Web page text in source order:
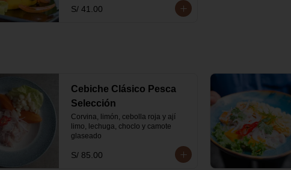
S/ 41.00
Cebiche Clásico Pesca
Selección
Corvina, limón, cebolla roja y ají
limo, lechuga, choclo y camote
glaseado
S/ 85.00